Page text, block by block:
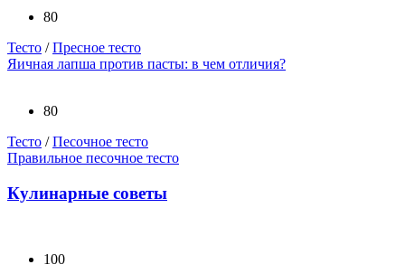
80
Тесто /Пресное тесто
Яичная лапша против пасты: в чем отличия?
80
Тесто /Песочное тесто
Правильное песочное тесто
Кулинарные советы
100